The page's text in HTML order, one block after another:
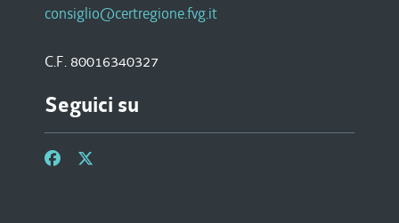
consiglio@certregione.fvg.it
C.F. 80016340327
Seguici su